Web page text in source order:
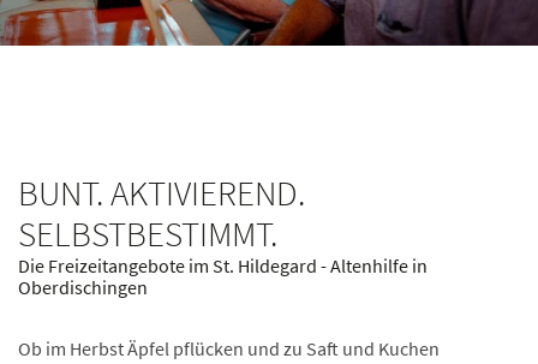
BUNT. AKTIVIEREND.
SELBSTBESTIMMT.
Die Freizeitangebote im St. Hildegard - Altenhilfe in
Oberdischingen
Ob im Herbst Äpfel pflücken und zu Saft und Kuchen